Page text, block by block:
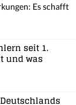
Es schafft
seit 1.
und was